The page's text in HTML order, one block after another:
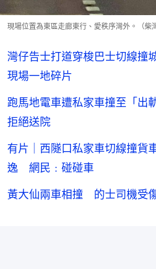
現場位置為東區走廊東行、愛秩序灣外。（柴
灣仔告士打道穿梭巴士切線
現場一地碎片
跑馬地電車遭私家車撞至「
拒絕送院
有片｜西隧口私家車切線撞
逸 網民﹕碰碰車
黃大仙兩車相撞 的士司機受